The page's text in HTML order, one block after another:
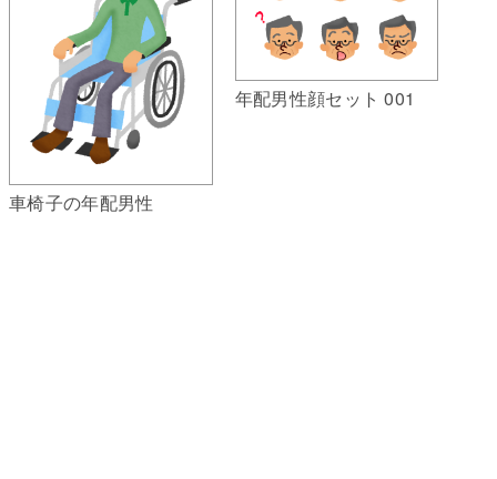
車椅子の年配男性
年配男性顔セット 001